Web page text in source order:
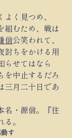
く見つめ、
組むため、戦は
信公笑われて、
討ちをかける用
らせてはなら
を中止するだろ
三月二十日であ
・源信。『往
。
す